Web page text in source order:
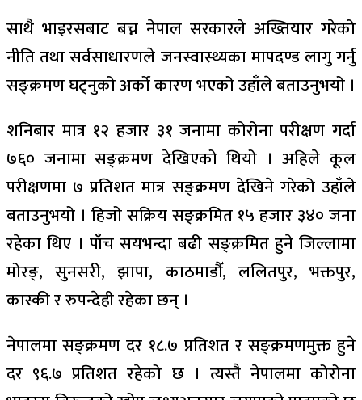
साथै भाइरसबाट बच्न नेपाल सरकारले अख्तियार गरेको
नीति तथा सर्वसाधारणले जनस्वास्थ्यका मापदण्ड लागु गर्नु
सङ्क्रमण घट्नुको अर्को कारण भएको उहाँले बताउनुभयो ।
शनिबार मात्र १२ हजार ३१ जनामा कोरोना परीक्षण गर्दा
७६० जनामा सङ्क्रमण देखिएको थियो । अहिले कूल
परीक्षणमा ७ प्रतिशत मात्र सङ्क्रमण देखिने गरेको उहाँले
बताउनुभयो । हिजो सक्रिय सङ्क्रमित १५ हजार ३४० जना
रहेका थिए । पाँच सयभन्दा बढी सङ्क्रमित हुने जिल्लामा
मोरङ्, सुनसरी, झापा, काठमाडौँ, ललितपुर, भक्तपुर,
कास्की र रुपन्देही रहेका छन् ।
नेपालमा सङ्क्रमण दर १८.७ प्रतिशत र सङ्क्रमणमुक्त हुने
दर ९६.७ प्रतिशत रहेको छ । त्यस्तै नेपालमा कोरोना